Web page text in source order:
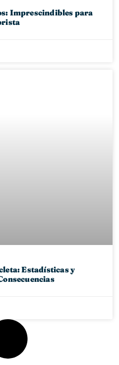
Imprescindibles para
Estadísticas y